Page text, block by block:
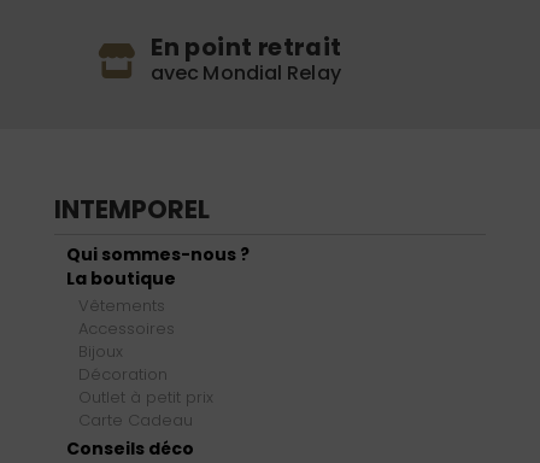
En point retrait
avec Mondial Relay
INTEMPOREL
Qui sommes-nous ?
La boutique
Vêtements
Accessoires
Bijoux
Décoration
Outlet à petit prix
Carte Cadeau
Conseils déco